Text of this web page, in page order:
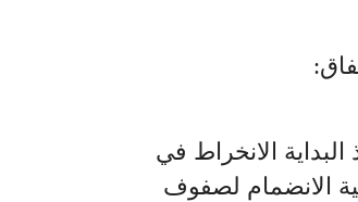
الانخراط في
الانضمام لصفوف